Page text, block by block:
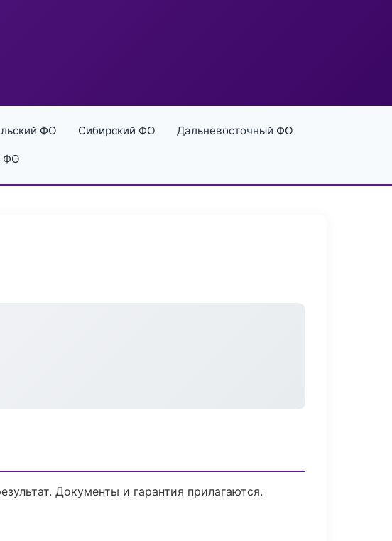
ФО Сибирский ФО Дальневосточный ФО
ФО
Документы и гарантия прилагаются.